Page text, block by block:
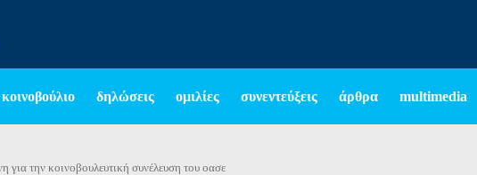
κοινοβούλιο δηλώσεις ομιλίες συνεντεύξεις άρθρα multimedia
για την κοινοβουλευτική συνέλευση του οασε